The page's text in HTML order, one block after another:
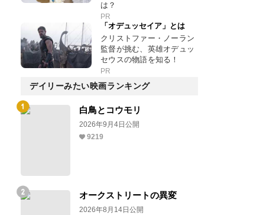
は？
PR
「オデュッセイア」とは
クリストファー・ノーラン
監督が挑む、英雄オデュッ
セウスの物語を知る！
PR
デイリーみたい映画ランキング
白鳥とコウモリ
2026年9月4日公開
9219
オークストリートの異変
2026年8月14日公開